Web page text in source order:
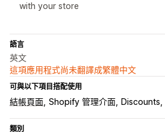
with your store
語言
英文
這項應用程式尚未翻譯成繁體中文
可與以下項目搭配使用
結帳頁面 Shopify 管理介面 Discounts
類別